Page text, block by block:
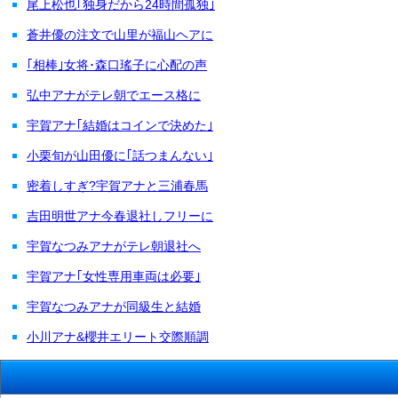
尾上松也｢独身だから24時間孤独｣
蒼井優の注文で山里が福山ヘアに
｢相棒｣女将･森口瑤子に心配の声
弘中アナがテレ朝でエース格に
宇賀アナ｢結婚はコインで決めた｣
小栗旬が山田優に｢話つまんない｣
密着しすぎ?宇賀アナと三浦春馬
吉田明世アナ今春退社しフリーに
宇賀なつみアナがテレ朝退社へ
宇賀アナ｢女性専用車両は必要｣
宇賀なつみアナが同級生と結婚
小川アナ&櫻井エリート交際順調